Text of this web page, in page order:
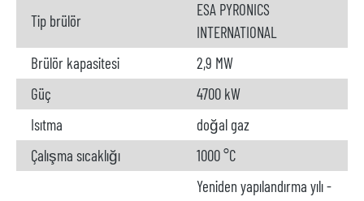
Tip brülör
ESA PYRONICS
INTERNATIONAL
Brülör kapasitesi
2,9 MW
Güç
4700 kW
Isıtma
doğal gaz
Çalışma sıcaklığı
1000 °C
Yeniden yapılandırma yılı -